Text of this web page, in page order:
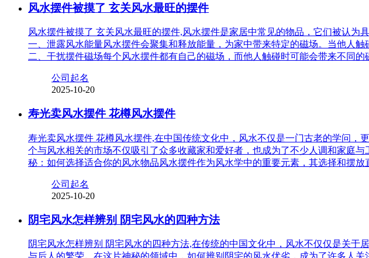
风水摆件被摸了 玄关风水最旺的摆件
风水摆件被摸了 玄关风水最旺的摆件,风水摆件是家居中常见的物品，它们被认为
一、泄露风水能量风水摆件会聚集和释放能量，为家中带来特定的磁场。当他人
二、干扰摆件磁场每个风水摆件都有自己的磁场，而他人触碰时可能会带来不同
公司起名
2025-10-20
寿光卖风水摆件 花樽风水摆件
寿光卖风水摆件 花樽风水摆件,在中国传统文化中，风水不仅是一门古老的学问
个与风水相关的市场不仅吸引了众多收藏家和爱好者，也成为了不少人调和家庭
秘：如何选择适合你的风水物品风水摆件作为风水学中的重要元素，其选择和摆
公司起名
2025-10-20
阴宅风水怎样辨别 阴宅风水的四种方法
阴宅风水怎样辨别 阴宅风水的四种方法,在传统的中国文化中，风水不仅仅是关